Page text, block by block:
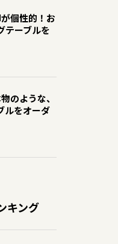
個性的！お
テーブルを
のような、
ルをオーダ
キング